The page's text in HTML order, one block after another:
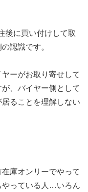
後に買い付けして取
認識です。
ーがお取り寄せして
、バイヤー側として
ることを理解しない
庫オンリーでやって
やっている人…いろん